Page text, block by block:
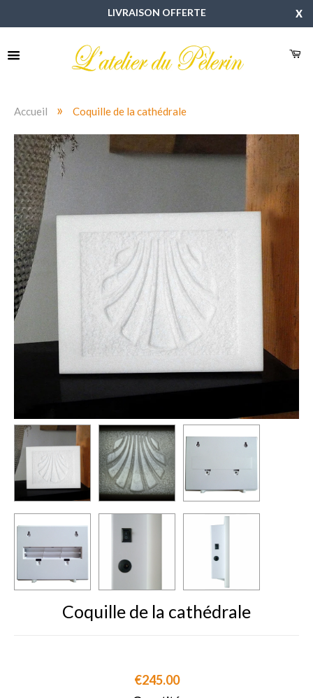
LIVRAISON OFFERTE X
Accueil » Coquille de la cathédrale
Coquille de la cathédrale
€245.00